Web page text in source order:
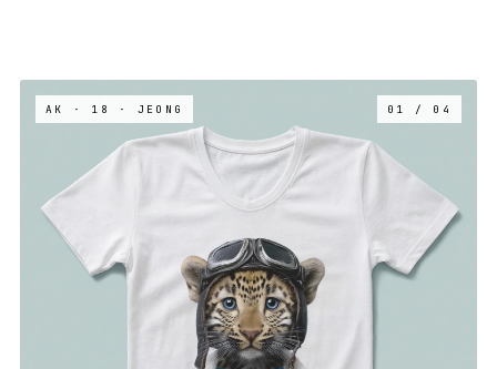
AK · 18 · JEONG 01 / 04